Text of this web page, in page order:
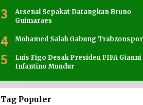
3
Arsenal Sepakat Datangkan Bruno
Guimaraes
4 Mohamed Salah Gabung Trabzonspor
5
Luis Figo Desak Presiden FIFA Gianni
Infantino Mundur
Tag Populer